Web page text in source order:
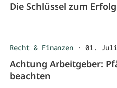
Die Schlüssel zum Erfolg
Recht & Finanzen · 01. Juli
Achtung Arbeitgeber:
beachten